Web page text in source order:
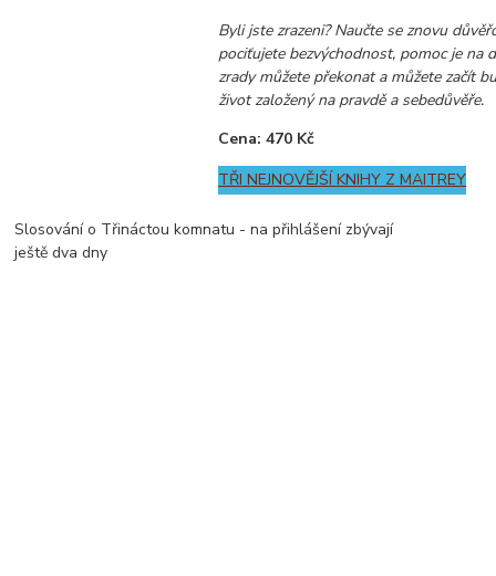
Byli jste zrazeni? Naučte se znovu
pociťujete bezvýchodnost, pomoc je na
zrady můžete překonat a můžete začít
život založený na pravdě a sebedůvěře.
Cena: 470 Kč
TŘI NEJNOVĚJŠÍ KNIHY Z MAITREY
Slosování o Třináctou komnatu - na přihlášení zbývají
ještě dva dny